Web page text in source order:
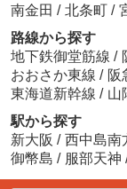
南金田 / 北条町 /
路線から探す
地下鉄御堂筋線 /
おおさか東線 / 阪
東海道新幹線 / 山
駅から探す
新大阪 / 西中島南
御幣島 / 服部天神